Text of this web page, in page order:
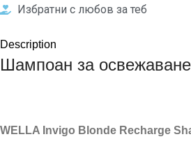
Избратни с любов за теб
Description
Шампоан за
WELLA Invigo Blonde Recharge